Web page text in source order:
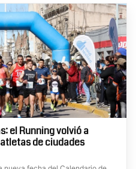
el Running volvió a
de ciudades